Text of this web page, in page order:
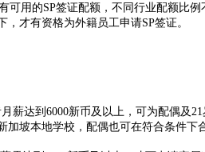
用的SP签证配额，不同行业配额比例
才有资格为外籍员工申请SP签证。​
达到6000新币及以上，可为配偶及21
加坡本地学校，配偶也可在符合条件下